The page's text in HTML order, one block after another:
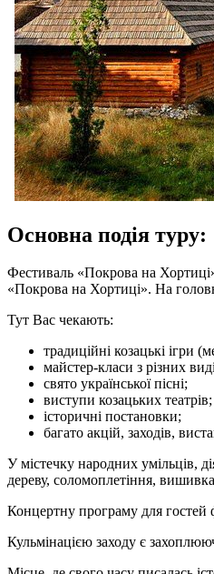
Основна подія туру:
Фестиваль «Покрова на
«Покрова на Хортиці». На
Тут Вас чекають:
традиційні козацькі ігри
майстер-класи з різних
свято української пісні;
виступи козацьких театрів;
історичні постановки;
багато акцій, заходів,
У містечку народних умільців,
дереву, соломоплетіння,
Концертну програму для гостей
Кульмінацією заходу є